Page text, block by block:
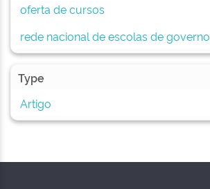
oferta de cursos
rede nacional de escolas de governo
Type
Artigo